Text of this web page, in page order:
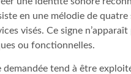
en une mélodie de
visés. Ce signe
ou fonctionnelles.
demandée tend à être